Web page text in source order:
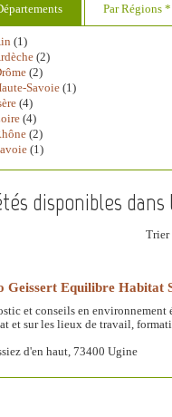
Par Régions *
(1)
(2)
(2)
Savoie (1)
(4)
(4)
(2)
(1)
disponibles
Trier
Geissert Equilibre Habitat
et conseils en environnement
et sur les lieux de travail,
d'en haut, 73400 Ugine